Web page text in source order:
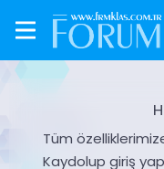
Tüm
Kaydolup giriş